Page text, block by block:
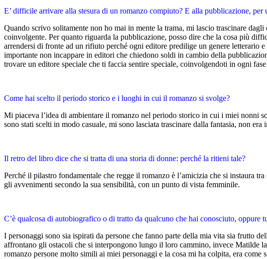
E’ difficile arrivare alla stesura di un romanzo compiuto? E alla pubblicazione, per
Quando scrivo solitamente non ho mai in mente la trama, mi lascio trascinare
coinvolgente. Per quanto riguarda la pubblicazione, posso dire che la cosa più
arrendersi di fronte ad un rifiuto perché ogni editore predilige un genere letterario
importante non incappare in editori che chiedono soldi in cambio della
trovare un editore speciale che ti faccia sentire speciale, coinvolgendoti in ogni
Come hai scelto il periodo storico e i luoghi in cui il romanzo si svolge?
Mi piaceva l’idea di ambientare il romanzo nel periodo storico in cui i miei nonni
sono stati scelti in modo casuale, mi sono lasciata trascinare dalla fantasia, non
Il retro del libro dice che si tratta di una storia di donne: perché la ritieni tale?
Perché il pilastro fondamentale che regge il romanzo è l’amicizia che si instaura
gli avvenimenti secondo la sua sensibilità, con un punto di vista femminile.
C’è qualcosa di autobiografico o di tratto da qualcuno che hai conosciuto, oppure
I personaggi sono sia ispirati da persone che fanno parte della mia vita sia frutto
affrontano gli ostacoli che si interpongono lungo il loro cammino, invece Matilde
romanzo persone molto simili ai miei personaggi e la cosa mi ha colpita, era come